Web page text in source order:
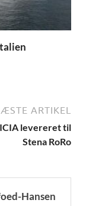
ARTIKEL
levereret til
Stena RoRo
Hansen